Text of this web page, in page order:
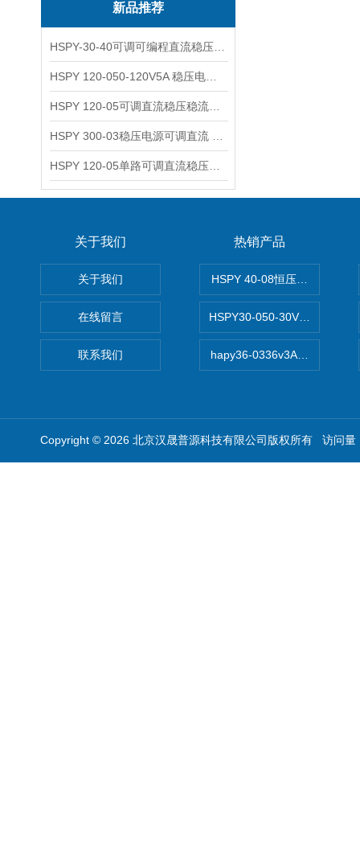
新品推荐
关于我们
关于我们
在线留言
联系我们
热销产品
HSPY 40-08恒压恒流恒功率
HSPY30-050-30V/-05A可调
hapy36-0336v3A高精度小型
Copyright © 2026 北京汉晟普源科技有限公司版权所有 访问量